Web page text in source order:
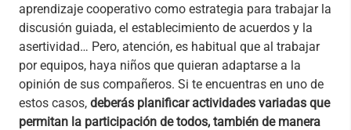
aprendizaje cooperativo como estrategia para trabajar la
discusión guiada, el establecimiento de acuerdos y la
asertividad… Pero, atención, es habitual que al trabajar
por equipos, haya niños que quieran adaptarse a la
opinión de sus compañeros. Si te encuentras en uno de
estos casos, deberás planificar actividades variadas que
permitan la participación de todos, también de manera